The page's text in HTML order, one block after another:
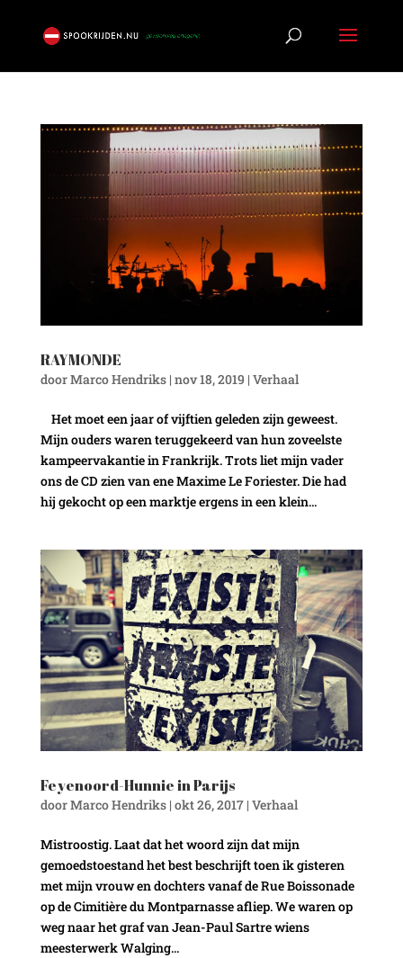
RAYMONDE
doorMarco Hendriks| nov 18, 2019 | Verhaal
Het moet een jaar of vijftien geleden zijn geweest.
Mijn ouders waren teruggekeerd van hun zoveelste
kampeervakantie in Frankrijk. Trots liet mijn vader
ons de CD zien van ene Maxime Le Foriester. Die had
hij gekocht op een marktje ergens in een klein...
Feyenoord-Hunnie in Parijs
doorMarco Hendriks| okt 26, 2017| Verhaal
Mistroostig. Laat dat het woord zijn dat mijn
gemoedstoestand het best beschrijft toen ik gisteren
met mijn vrouw en dochters vanaf de Rue Boissonade
op de Cimitière du Montparnasse afliep. We waren op
weg naar het graf van Jean-Paul Sartre wiens
meesterwerk Walging...